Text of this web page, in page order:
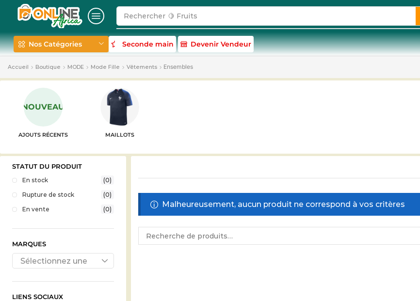
Rechercher 🍋 Fruits
Nos Catégories Seconde main Devenir Vendeur
Accueil Boutique MODE Mode Fille Vêtements Ensembles
NOUVEAU
AJOUTS RÉCENTS MAILLOTS
STATUT DU PRODUIT
En stock
(0)
Rupture de stock
(0)
En vente
(0)
MARQUES
Sélectionnez une
LIENS SOCIAUX
Malheureusement, aucun produit ne correspond à vos critères